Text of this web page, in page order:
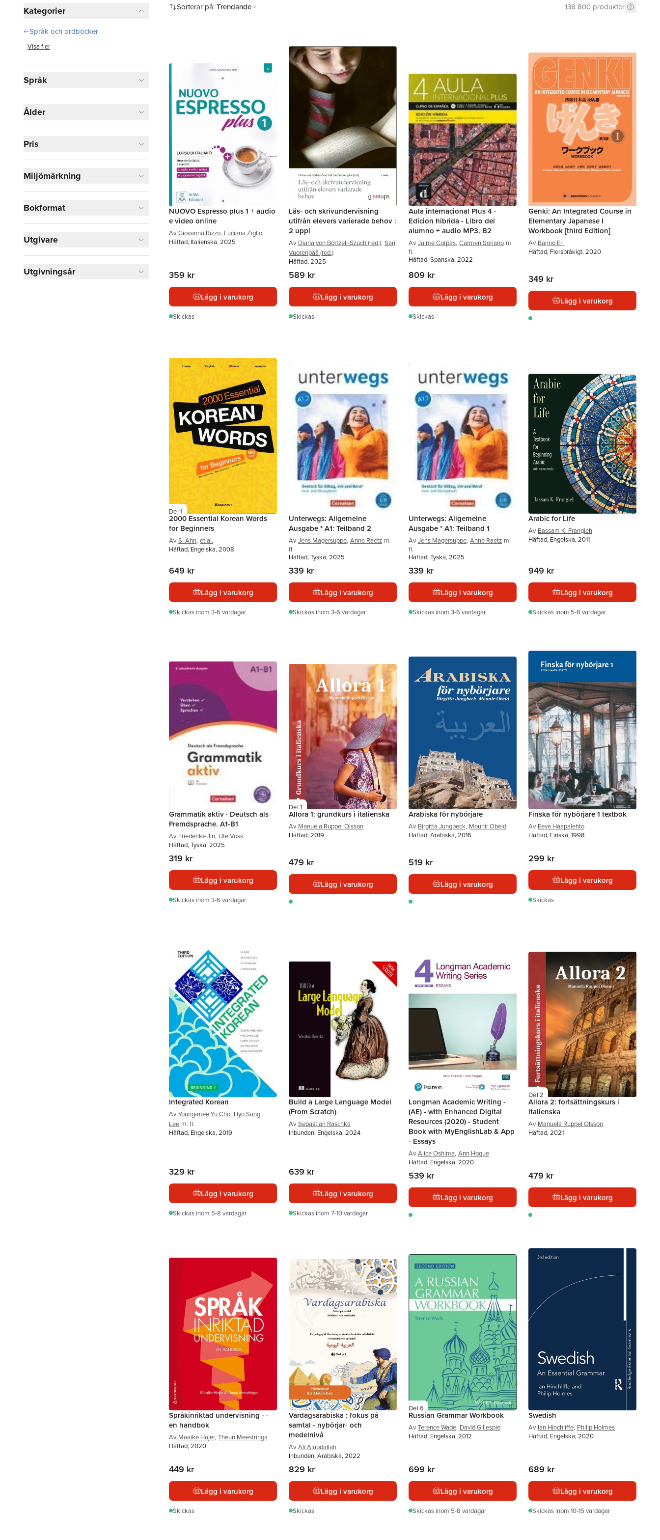
Kategorier
Språk och ordböcker
Visa fler
Språk
Ålder
Pris
Miljömärkning
Bokformat
Utgivare
Utgivningsår
Sorterar på:Trendande 138 800 produkter
NUOVO Espresso plus 1 + audio
e video online
Av Giovanna Rizzo, Luciana Ziglio
Häftad, Italienska, 2025
359 kr
Lägg i varukorg
Skickas
Läs- och skrivundervisning
utifrån elevers varierade behov :
2 uppl
Av Diana von Börtzell-Szuch (red.), Sari
Vuorenpää (red.)
Häftad, 2025
589 kr
Lägg i varukorg
Skickas
Aula internacional Plus 4 -
Edicion hibrida - Libro del
alumno + audio MP3. B2
Av Jaime Corpas, Carmen Soriano m.
fl.
Häftad, Spanska, 2022
809 kr
Lägg i varukorg
Skickas
Genki: An Integrated Course in
Elementary Japanese I
Workbook [third Edition]
Av Banno Eri
Häftad, Flerspråkigt, 2020
349 kr
Lägg i varukorg
Del 1
2000 Essential Korean Words
for Beginners
Av S. Ahn, et al.
Häftad, Engelska, 2008
649 kr
Lägg i varukorg
Skickas inom 3-6 vardagar
Unterwegs: Allgemeine
Ausgabe * A1: Teilband 2
Av Jens Magersuppe, Anne Raetz m.
fl.
Häftad, Tyska, 2025
339 kr
Lägg i varukorg
Skickas inom 3-6 vardagar
Unterwegs: Allgemeine
Ausgabe * A1: Teilband 1
Av Jens Magersuppe, Anne Raetz m.
fl.
Häftad, Tyska, 2025
339 kr
Lägg i varukorg
Skickas inom 3-6 vardagar
Arabic for Life
Av Bassam K. Frangieh
Häftad, Engelska, 2011
949 kr
Lägg i varukorg
Skickas inom 5-8 vardagar
Grammatik aktiv · Deutsch als
Fremdsprache. A1-B1
Av Friederike Jin, Ute Voss
Häftad, Tyska, 2025
319 kr
Lägg i varukorg
Skickas inom 3-6 vardagar
Del 1
Allora 1: grundkurs i italienska
Av Manuela Ruppel Olsson
Häftad, 2019
479 kr
Lägg i varukorg
Arabiska för nybörjare
Av Birgitta Jungbeck, Mounir Obeid
Häftad, Arabiska, 2016
519 kr
Lägg i varukorg
Finska för nybörjare 1 textbok
Av Eeva Haapalehto
Häftad, Finska, 1998
299 kr
Lägg i varukorg
Skickas
Integrated Korean
Av Young-mee Yu Cho, Hyo Sang
Lee m. fl.
Häftad, Engelska, 2019
329 kr
Lägg i varukorg
Skickas inom 5-8 vardagar
Build a Large Language Model
(From Scratch)
Av Sebastian Raschka
Inbunden, Engelska, 2024
639 kr
Lägg i varukorg
Skickas inom 7-10 vardagar
Longman Academic Writing -
(AE) - with Enhanced Digital
Resources (2020) - Student
Book with MyEnglishLab & App
- Essays
Av Alice Oshima, Ann Hogue
Häftad, Engelska, 2020
539 kr
Lägg i varukorg
Del 2
Allora 2: fortsättningskurs i
italienska
Av Manuela Ruppel Olsson
Häftad, 2021
479 kr
Lägg i varukorg
Språkinriktad undervisning - -
en handbok
Av Maaike Hajer, Theun Meestringa
Häftad, 2020
449 kr
Lägg i varukorg
Skickas
Vardagsarabiska : fokus på
samtal - nybörjar- och
medelnivå
Av Ali Alabdallah
Inbunden, Arabiska, 2022
829 kr
Lägg i varukorg
Skickas
Del 6
Russian Grammar Workbook
Av Terence Wade, David Gillespie
Häftad, Engelska, 2012
699 kr
Lägg i varukorg
Skickas inom 5-8 vardagar
Swedish
Av Ian Hinchliffe, Philip Holmes
Häftad, Engelska, 2020
689 kr
Lägg i varukorg
Skickas inom 10-15 vardagar